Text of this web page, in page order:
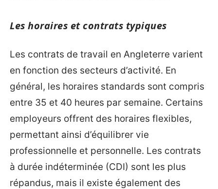
Les horaires et contrats typiques
Les contrats de travail en Angleterre varient
en fonction des secteurs d’activité. En
général, les horaires standards sont compris
entre 35 et 40 heures par semaine. Certains
employeurs offrent des horaires flexibles,
permettant ainsi d’équilibrer vie
professionnelle et personnelle. Les contrats
à durée indéterminée (CDI) sont les plus
répandus, mais il existe également des